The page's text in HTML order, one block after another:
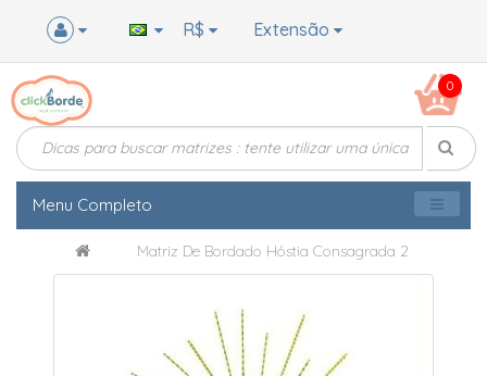
Extensão
R$
0
Menu Completo
Matriz De Bordado Hóstia Consagrada 2